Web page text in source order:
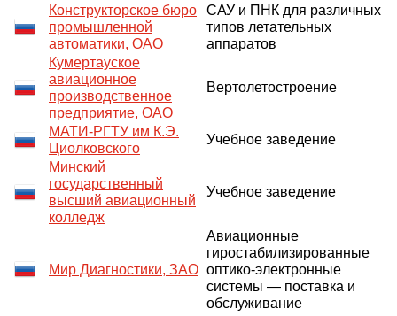
Конструкторское бюро
промышленной
автоматики, ОАО
САУ и ПНК для различных
типов летательных
аппаратов
Кумертауское
авиационное
производственное
предприятие, ОАО
Вертолетостроение
МАТИ-РГТУ им К.Э.
Циолковского
Учебное заведение
Минский
государственный
высший авиационный
колледж
Учебное заведение
Мир Диагностики, ЗАО
Авиационные
гиростабилизированные
оптико-электронные
системы — поставка и
обслуживание